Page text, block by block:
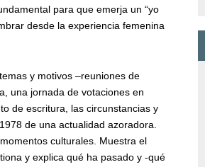
para que emerja un “yo
desde la experiencia femenina
y motivos –reuniones de
una jornada de votaciones en
de escritura, las circunstancias y
de una actualidad azoradora.
culturales. Muestra el
y explica qué ha pasado y -qué